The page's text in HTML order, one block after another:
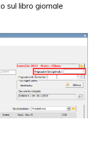
sul libro giornale